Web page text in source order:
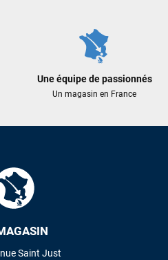
Une équipe de passionnés
Un magasin en France
Saint Just